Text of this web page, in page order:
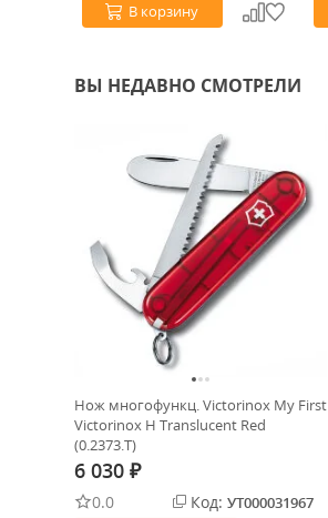
В корзину
ВЫ НЕДАВНО СМОТРЕЛИ
Нож многофункц. Victorinox My First
Victorinox H Translucent Red
(0.2373.T)
6 030 ₽
0.0 Код: УТ000031967